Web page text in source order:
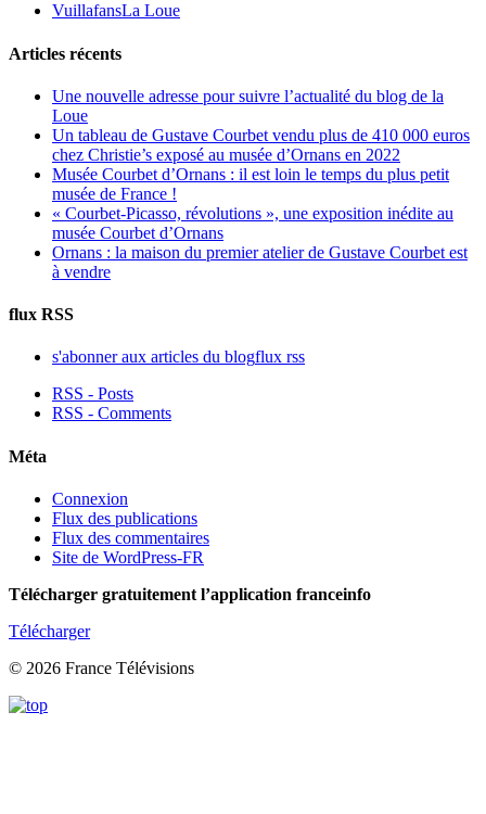
VuillafansLa Loue
Articles récents
Une nouvelle adresse pour suivre l’actualité du blog de la
Loue
Un tableau de Gustave Courbet vendu plus de 410 000 euros
chez Christie’s exposé au musée d’Ornans en 2022
Musée Courbet d’Ornans : il est loin le temps du plus petit
musée de France !
« Courbet-Picasso, révolutions », une exposition inédite au
musée Courbet d’Ornans
Ornans : la maison du premier atelier de Gustave Courbet est
à vendre
flux RSS
s'abonner aux articles du blogflux rss
RSS - Posts
RSS - Comments
Méta
Connexion
Flux des publications
Flux des commentaires
Site de WordPress-FR
Télécharger gratuitement l’application franceinfo
Télécharger
© 2026 France Télévisions